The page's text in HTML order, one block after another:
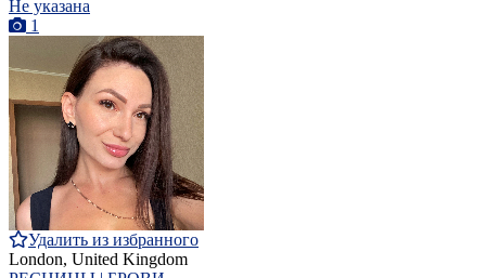
Не указана
1
Удалить из избранного
London, United Kingdom